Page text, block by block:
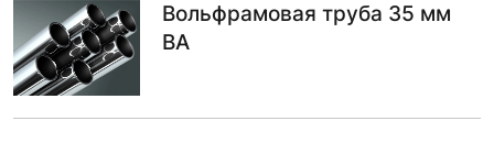
Вольфрамовая труба 35 мм
ВА